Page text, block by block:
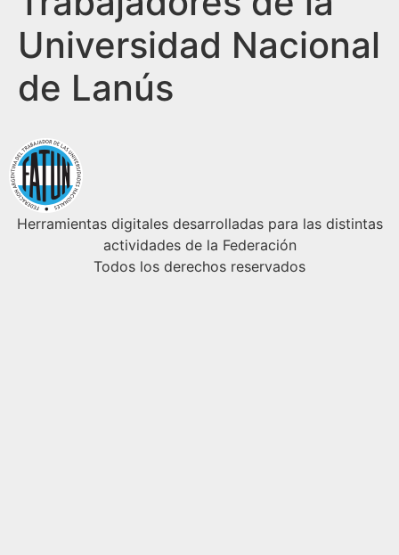
Universidad Nacional
de Lanús
Herramientas digitales desarrolladas para las distintas
actividades de la Federación
Todos los derechos reservados